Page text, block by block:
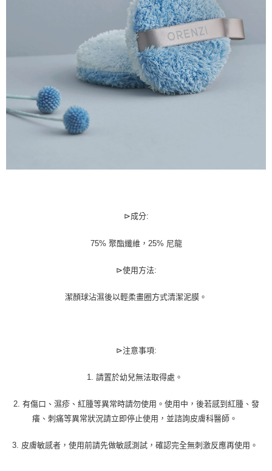
１．透過由恩沛科技股份有限公司提供之「AFTEE先享後付」服務完成之交
易，需依本服務之必要範圍內提供個人資料，並將交易相關給付款項請求債
權轉讓予恩沛科技股份有限公司。
２．關於個人資料處理事宜，請瀏覽以下網址：
https://aftee.tw/terms/#terms3
３．未成年的使用者請事先徵得法定代理人或監護人之同意方可使用
「AFTEE先享後付」，若未經同意申辦者引起之損失，本公司不負相關責
４．使用「AFTEE先享後付」時，將依據個別帳號之用戶狀況，依本公司即
時審查核予不同之上限額度；若仍有額度不足之情形，本公司將視審查結果
請求用戶進行身份認證。
每筆NT$70，滿NT$1,000(含以上)免運費
每筆NT$70，滿NT$1,000(含以上)免運費
每筆NT$100，滿NT$1,000(含以上)免運費
⊳成分:
75% 聚酯纖維，25% 尼龍
⊳使用方法:
潔顏球沾濕後以輕柔畫圈方式清潔泥膜。
⊳注意事項:
1. 請置於幼兒無法取得處。
2. 有傷口、濕疹、紅腫等異常時請勿使用。使用中，後若感到紅腫、發
癢、刺痛等異常狀況請立即停止使用，並諮詢皮膚科醫師。
3. 皮膚敏感者，使用前請先做敏感測試，確認完全無刺激反應再使用。